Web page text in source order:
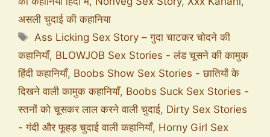
असली चुदाई की कहानिया
Ass Licking Sex Story – गुदा चाटकर चोदने की
कहानियाँ, BLOWJOB Sex Stories - लंड चूसने की कामुक
हिंदी कहानियाँ, Boobs Show Sex Stories - छातियों के
दिखने वाली कामुक कहानियाँ, Boobs Suck Sex Stories -
स्तनों को चूसकर लाल करने वाली चुदाई, Dirty Sex Stories
- गंदी और फूहड़ चुदाई वाली कहानियाँ, Horny Girl Sex